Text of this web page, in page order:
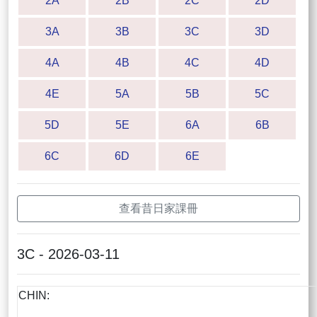
3A 3B 3C 3D
4A 4B 4C 4D
4E 5A 5B 5C
5D 5E 6A 6B
6C 6D 6E
查看昔日家課冊
3C - 2026-03-11
CHIN: